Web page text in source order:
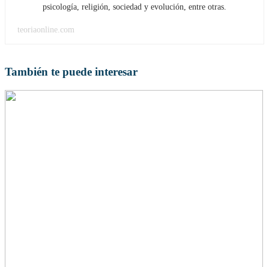
psicología, religión, sociedad y evolución, entre otras.
teoriaonline.com
También te puede interesar